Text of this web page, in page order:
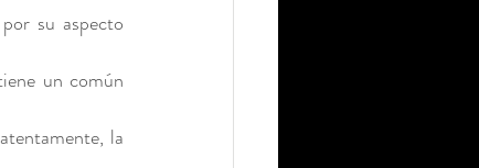
su aspecto
un común
la